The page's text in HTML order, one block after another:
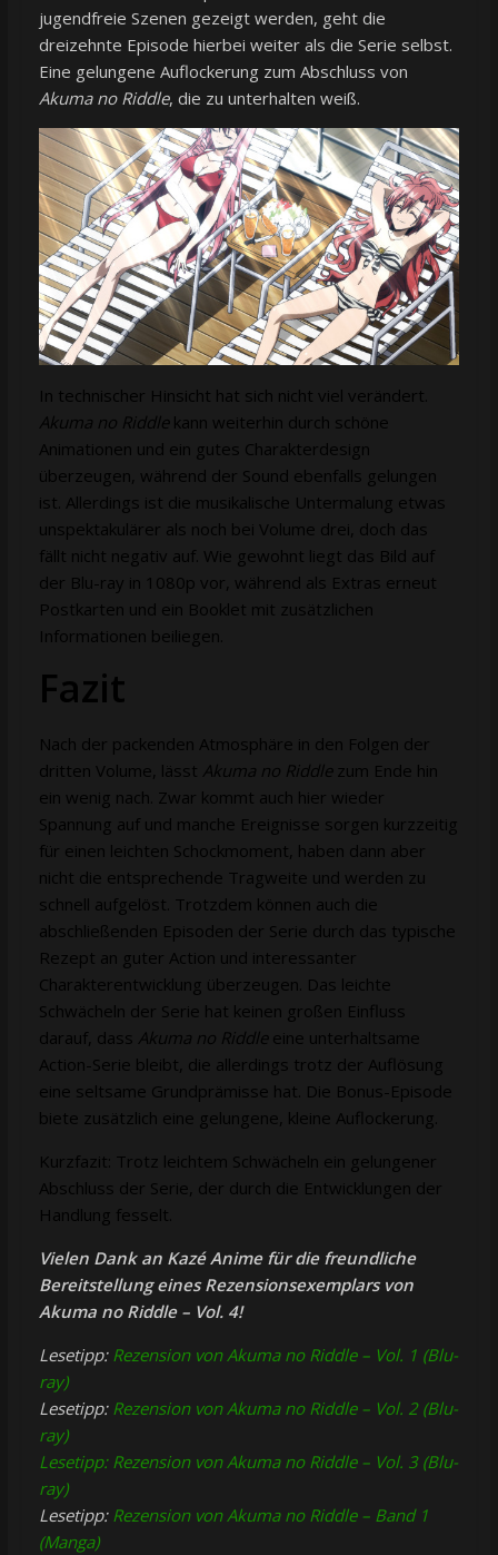
jugendfreie Szenen gezeigt werden, geht die
dreizehnte Episode hierbei weiter als die Serie selbst.
Eine gelungene Auflockerung zum Abschluss von
Akuma no Riddle, die zu unterhalten weiß.
In technischer Hinsicht hat sich nicht viel verändert.
Akuma no Riddlekann weiterhin durch schöne
Animationen und ein gutes Charakterdesign
überzeugen, während der Sound ebenfalls gelungen
ist. Allerdings ist die musikalische Untermalung etwas
unspektakulärer als noch bei Volume drei, doch das
fällt nicht negativ auf. Wie gewohnt liegt das Bild auf
der Blu-ray in 1080p vor, während als Extras erneut
Postkarten und ein Booklet mit zusätzlichen
Informationen beiliegen.
Fazit
Nach der packenden Atmosphäre in den Folgen der
dritten Volume, lässt Akuma no Riddlezum Ende hin
ein wenig nach. Zwar kommt auch hier wieder
Spannung auf und manche Ereignisse sorgen kurzzeitig
für einen leichten Schockmoment, haben dann aber
nicht die entsprechende Tragweite und werden zu
schnell aufgelöst. Trotzdem können auch die
abschließenden Episoden der Serie durch das typische
Rezept an guter Action und interessanter
Charakterentwicklung überzeugen. Das leichte
Schwächeln der Serie hat keinen großen Einfluss
darauf, dass Akuma no Riddleeine unterhaltsame
Action-Serie bleibt, die allerdings trotz der Auflösung
eine seltsame Grundprämisse hat. Die Bonus-Episode
biete zusätzlich eine gelungene, kleine Auflockerung.
Kurzfazit: Trotz leichtem Schwächeln ein gelungener
Abschluss der Serie, der durch die Entwicklungen der
Handlung fesselt.
Vielen Dank an Kazé Anime für die freundliche
Bereitstellung eines Rezensionsexemplars von
Akuma no Riddle – Vol. 4!
Lesetipp: Rezension von Akuma no Riddle – Vol. 1 (Blu-
ray)
Lesetipp: Rezension von Akuma no Riddle – Vol. 2 (Blu-
ray)
Lesetipp: Rezension von Akuma no Riddle – Vol. 3 (Blu-
ray)
Lesetipp: Rezension von Akuma no Riddle – Band 1
(Manga)